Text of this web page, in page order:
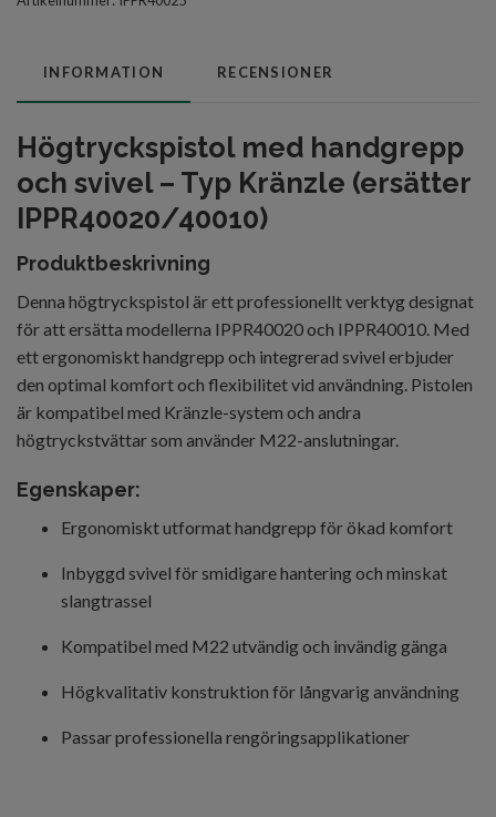
INFORMATION RECENSIONER
Högtryckspistol med handgrepp
och svivel – Typ Kränzle (ersätter
IPPR40020/40010)
Produktbeskrivning
Denna högtryckspistol är ett professionellt verktyg designat
för att ersätta modellerna IPPR40020 och IPPR40010. Med
ett ergonomiskt handgrepp och integrerad svivel erbjuder
den optimal komfort och flexibilitet vid användning. Pistolen
är kompatibel med Kränzle-system och andra
högtryckstvättar som använder M22-anslutningar.
Egenskaper:
Ergonomiskt utformat handgrepp för ökad komfort
Inbyggd svivel för smidigare hantering och minskat
slangtrassel
Kompatibel med M22 utvändig och invändig gänga
Högkvalitativ konstruktion för långvarig användning
Passar professionella rengöringsapplikationer